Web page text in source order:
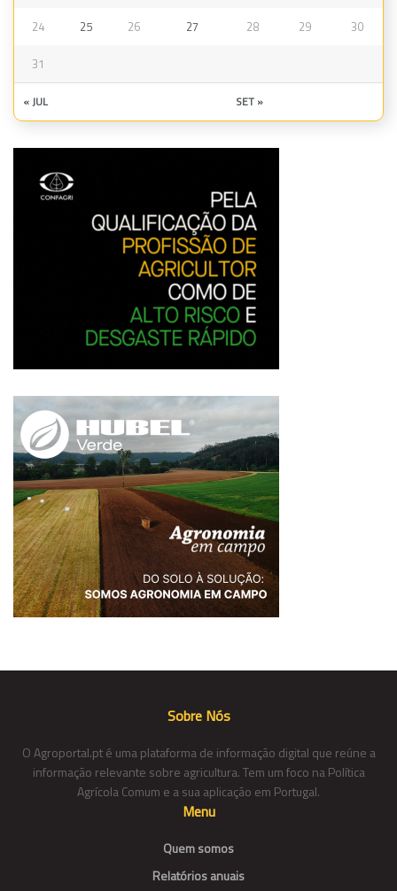
24 25 26 27 28 29 30
31
« JUL SET »
Sobre Nós
O Agroportal.pt é uma plataforma de informação digital que reúne a
informação relevante sobre agricultura. Tem um foco na Política
Agrícola Comum e a sua aplicação em Portugal.
Menu
Quem somos
Relatórios anuais